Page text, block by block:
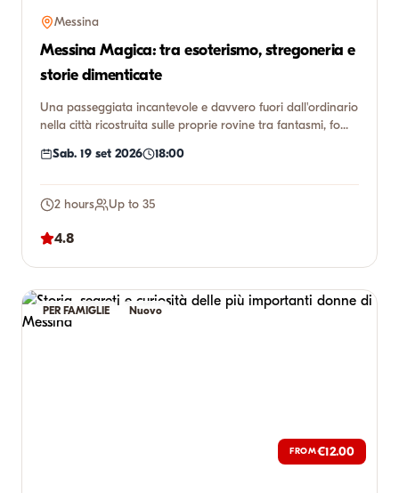
Messina
Messina Magica: tra esoterismo, stregoneria e
storie dimenticate
Una passeggiata incantevole e davvero fuori dall'ordinario
nella città ricostruita sulle proprie rovine tra fantasmi, fo...
Sab. 19 set 2026
18:00
2 hours Up to 35
4.8
PER FAMIGLIE Nuovo
FROM€12.00